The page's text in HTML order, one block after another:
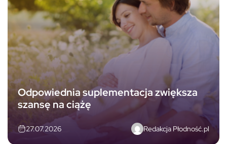
Odpowiednia suplementacja zwiększa
szansę na ciążę
27.07.2026 Redakcja Płodność.pl